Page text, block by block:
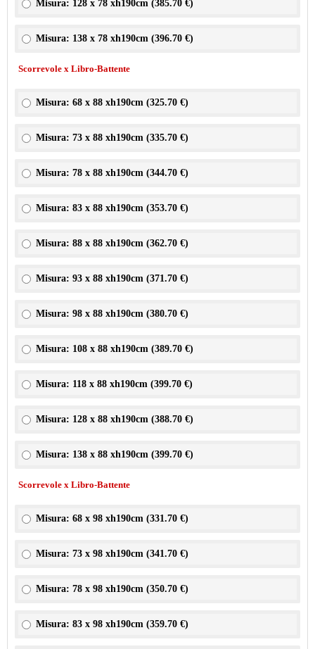
Misura: 128 x 78 xh190cm (385.70 €)
Misura: 138 x 78 xh190cm (396.70 €)
Scorrevole x Libro-Battente
Misura: 68 x 88 xh190cm (325.70 €)
Misura: 73 x 88 xh190cm (335.70 €)
Misura: 78 x 88 xh190cm (344.70 €)
Misura: 83 x 88 xh190cm (353.70 €)
Misura: 88 x 88 xh190cm (362.70 €)
Misura: 93 x 88 xh190cm (371.70 €)
Misura: 98 x 88 xh190cm (380.70 €)
Misura: 108 x 88 xh190cm (389.70 €)
Misura: 118 x 88 xh190cm (399.70 €)
Misura: 128 x 88 xh190cm (388.70 €)
Misura: 138 x 88 xh190cm (399.70 €)
Scorrevole x Libro-Battente
Misura: 68 x 98 xh190cm (331.70 €)
Misura: 73 x 98 xh190cm (341.70 €)
Misura: 78 x 98 xh190cm (350.70 €)
Misura: 83 x 98 xh190cm (359.70 €)